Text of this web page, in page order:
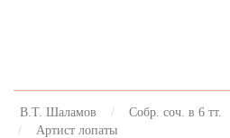
В.Т. Шаламов Собр. соч. в 6 тт.
Артист лопаты